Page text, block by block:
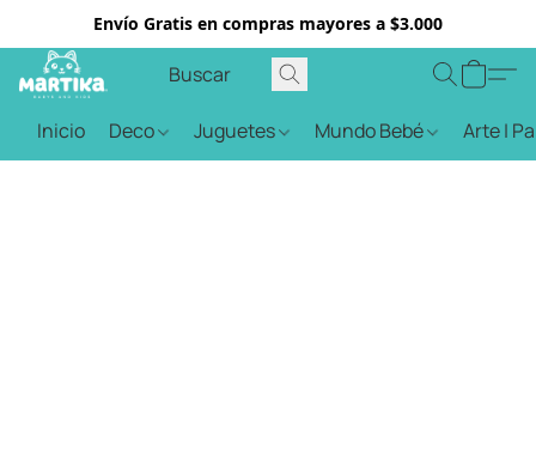
Envío Gratis en compras mayores a $3.000
Inicio Deco Juguetes Mundo Bebé Arte |